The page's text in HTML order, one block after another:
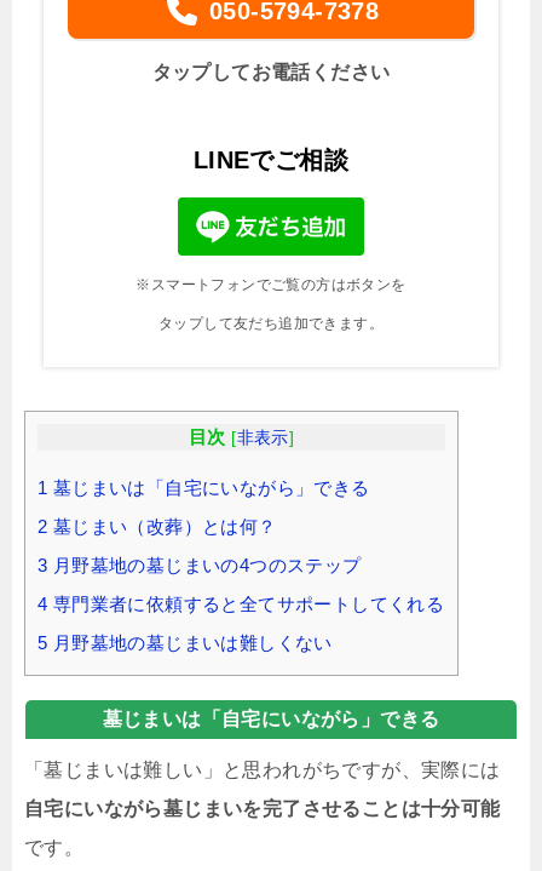
050-5794-7378
タップしてお電話ください
LINEでご相談
※スマートフォンでご覧の方はボタンを
タップして友だち追加できます。
目次 [非表示]
1 墓じまいは「自宅にいながら」できる
2 墓じまい（改葬）とは何？
3 月野墓地の墓じまいの4つのステップ
4 専門業者に依頼すると全てサポートしてくれる
5 月野墓地の墓じまいは難しくない
墓じまいは「自宅にいながら」できる
「墓じまいは難しい」と思われがちですが、実際には
自宅にいながら墓じまいを完了させることは十分可能
です。